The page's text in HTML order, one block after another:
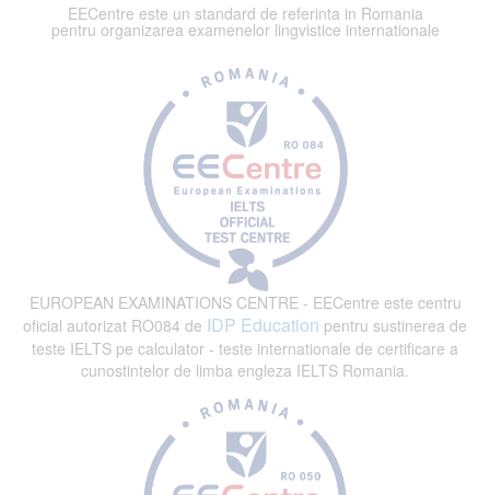
EECentre este un standard de referinta in Romania
pentru organizarea examenelor lingvistice internationale
EUROPEAN EXAMINATIONS CENTRE - EECentre este centru
oficial autorizat RO084 de IDP Education pentru sustinerea de
teste IELTS pe calculator - teste internationale de certificare a
cunostintelor de limba engleza IELTS Romania.